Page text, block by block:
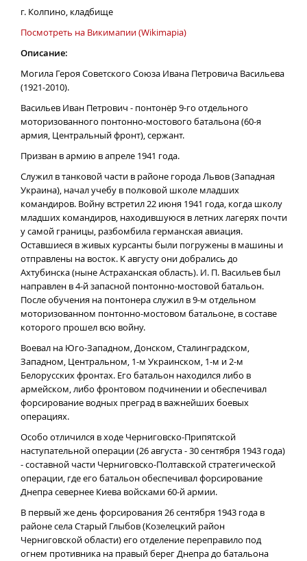
г. Колпино, кладбище
Посмотреть на Викимапии (Wikimapia)
Описание:
Могила Героя Советского Союза Ивана Петровича Васильева
(1921-2010).
Васильев Иван Петрович - понтонёр 9-го отдельного
моторизованного понтонно-мостового батальона (60-я
армия, Центральный фронт), сержант.
Призван в армию в апреле 1941 года.
Служил в танковой части в районе города Львов (Западная
Украина), начал учебу в полковой школе младших
командиров. Войну встретил 22 июня 1941 года, когда школу
младших командиров, находившуюся в летних лагерях почти
у самой границы, разбомбила германская авиация.
Оставшиеся в живых курсанты были погружены в машины и
отправлены на восток. К августу они добрались до
Ахтубинска (ныне Астраханская область). И. П. Васильев был
направлен в 4-й запасной понтонно-мостовой батальон.
После обучения на понтонера служил в 9-м отдельном
моторизованном понтонно-мостовом батальоне, в составе
которого прошел всю войну.
Воевал на Юго-Западном, Донском, Сталинградском,
Западном, Центральном, 1-м Украинском, 1-м и 2-м
Белорусских фронтах. Его батальон находился либо в
армейском, либо фронтовом подчинении и обеспечивал
форсирование водных преград в важнейших боевых
операциях.
Особо отличился в ходе Черниговско-Припятской
наступательной операции (26 августа - 30 сентября 1943 года)
- составной части Черниговско-Полтавской стратегической
операции, где его батальон обеспечивал форсирование
Днепра севернее Киева войсками 60-й армии.
В первый же день форсирования 26 сентября 1943 года в
районе села Старый Глыбов (Козелецкий район
Черниговской области) его отделение переправило под
огнем противника на правый берег Днепра до батальона